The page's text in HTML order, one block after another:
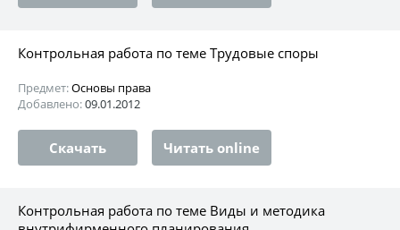
Контрольная работа по теме Трудовые споры
Предмет:Основы права
Добавлено:09.01.2012
Скачать Читать online
Контрольная работа по теме Виды и методика